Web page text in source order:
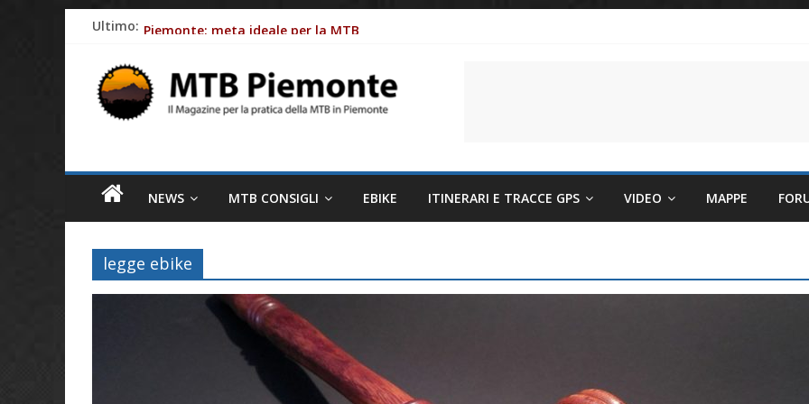
content
Ultimo: Piemonte: meta ideale per la MTB
Ciclismo e allergie primaverili: 8 consigli per evitare sintomi e mantenere la performance
Come le aziende stanno rendendo le bici elettriche sempre più sostenibili
MTB
Piemonte
Il
magazine
pratica
della
MTB
NEWS MTB CONSIGLI EBIKE ITINERARI E TRACCE GPS VIDEO MAPPE
legge ebike